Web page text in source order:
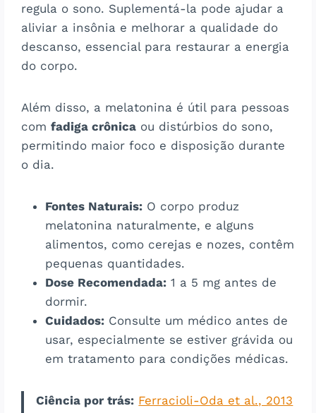
regula o sono. Suplementá-la pode ajudar a
aliviar a insônia e melhorar a qualidade do
descanso, essencial para restaurar a energia
do corpo.
Além disso, a melatonina é útil para pessoas
comfadiga crônica ou distúrbios do sono,
permitindo maior foco e disposição durante
o dia​​.
Fontes Naturais: O corpo produz
melatonina naturalmente, e alguns
alimentos, como cerejas e nozes, contêm
pequenas quantidades.
Dose Recomendada: 1 a 5 mg antes de
dormir.
Cuidados: Consulte um médico antes de
usar, especialmente se estiver grávida ou
em tratamento para condições médicas.
Ciência por trás: Ferracioli-Oda et al., 2013